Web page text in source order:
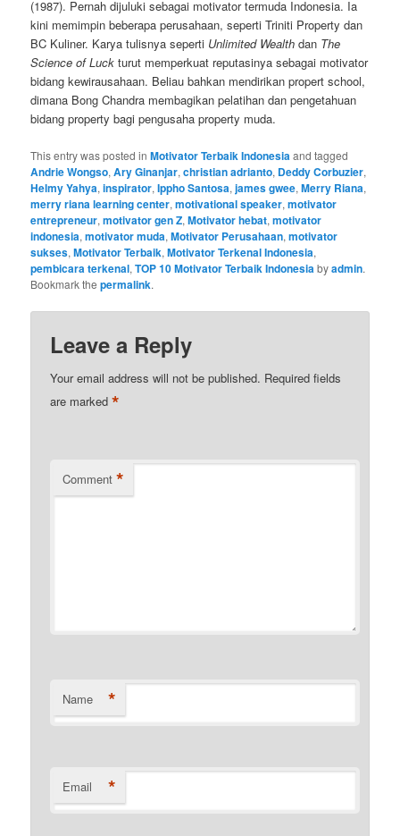
(1987). Pernah dijuluki sebagai motivator termuda Indonesia. Ia
kini memimpin beberapa perusahaan, seperti Triniti Property dan
BC Kuliner. Karya tulisnya seperti Unlimited Wealth dan The
Science of Luck turut memperkuat reputasinya sebagai motivator
bidang kewirausahaan. Beliau bahkan mendirikan propert school,
dimana Bong Chandra membagikan pelatihan dan pengetahuan
bidang property bagi pengusaha property muda.
This entry was posted inMotivator Terbaik Indonesiaand tagged
Andrie Wongso,Ary Ginanjar,christian adrianto, Deddy Corbuzier,
Helmy Yahya,inspirator,Ippho Santosa,james gwee,Merry Riana,
merry riana learning center,motivational speaker,motivator
entrepreneur,motivator gen Z,Motivator hebat,motivator
indonesia,motivator muda,Motivator Perusahaan,motivator
sukses,Motivator Terbaik,Motivator Terkenal Indonesia,
pembicara terkenal,TOP 10 Motivator Terbaik Indonesiabyadmin.
Bookmark thepermalink.
Leave a Reply
Your email address will not be published. Required fields
are marked*
Comment *
Name *
Email *